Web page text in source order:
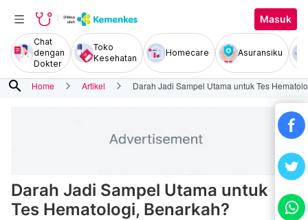
Masuk
Chat
dengan
Dokter
Toko
Kesehatan
Homecare Asuransiku
search Home Artikel Darah Jadi Sampel Utama untuk Tes
Darah Jadi Sampel Utama untuk
Tes Hematologi, Benarkah?